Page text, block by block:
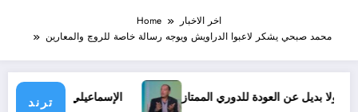
Home
اخر الاخبار
محمد صبحي يشكر لاعبوا الدراويش ويوجه رسالة خاصة للروچ والمعارين
ترند
الإسماعيلي يدخل ولا بديل عن العودة للدوري الممتاز